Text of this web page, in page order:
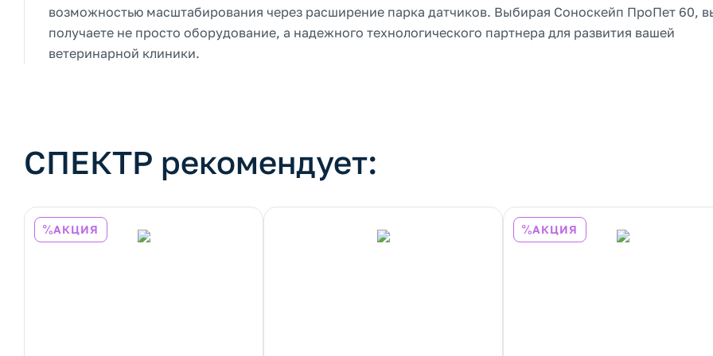
возможностью масштабирования через расширение парка датчиков. Выбирая Соноскейп ПроПет 60,
получаете не просто оборудование, а надежного технологического партнера для развития вашей
ветеринарной клиники.
СПЕКТР рекомендует:
АКЦИЯ АКЦИЯ